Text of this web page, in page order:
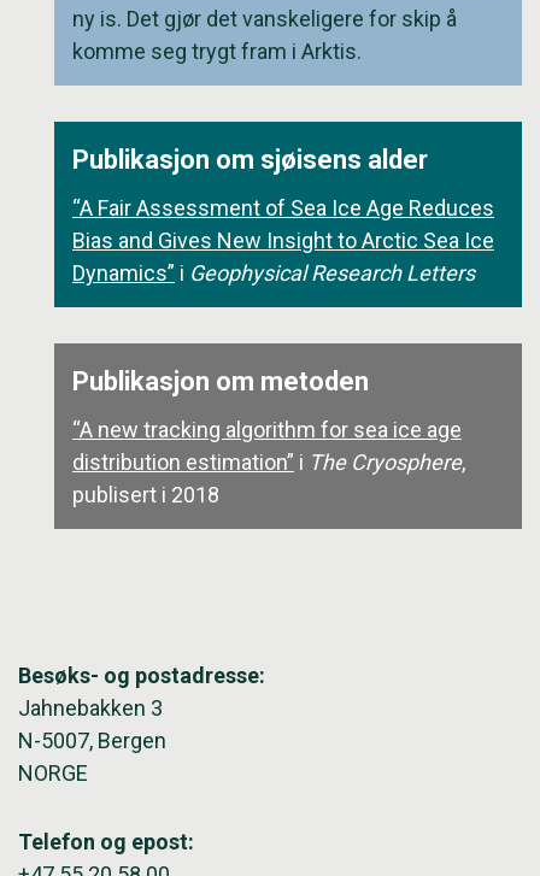
ny is. Det gjør det vanskeligere for skip å
komme seg trygt fram i Arktis.
Publikasjon om sjøisens alder
“A Fair Assessment of Sea Ice Age Reduces
Bias and Gives New Insight to Arctic Sea Ice
Dynamics” i Geophysical Research Letters
Publikasjon om metoden
“A new tracking algorithm for sea ice age
distribution estimation” i The Cryosphere,
publisert i 2018
Besøks- og postadresse:
Jahnebakken 3
N-5007, Bergen
NORGE
Telefon og epost: